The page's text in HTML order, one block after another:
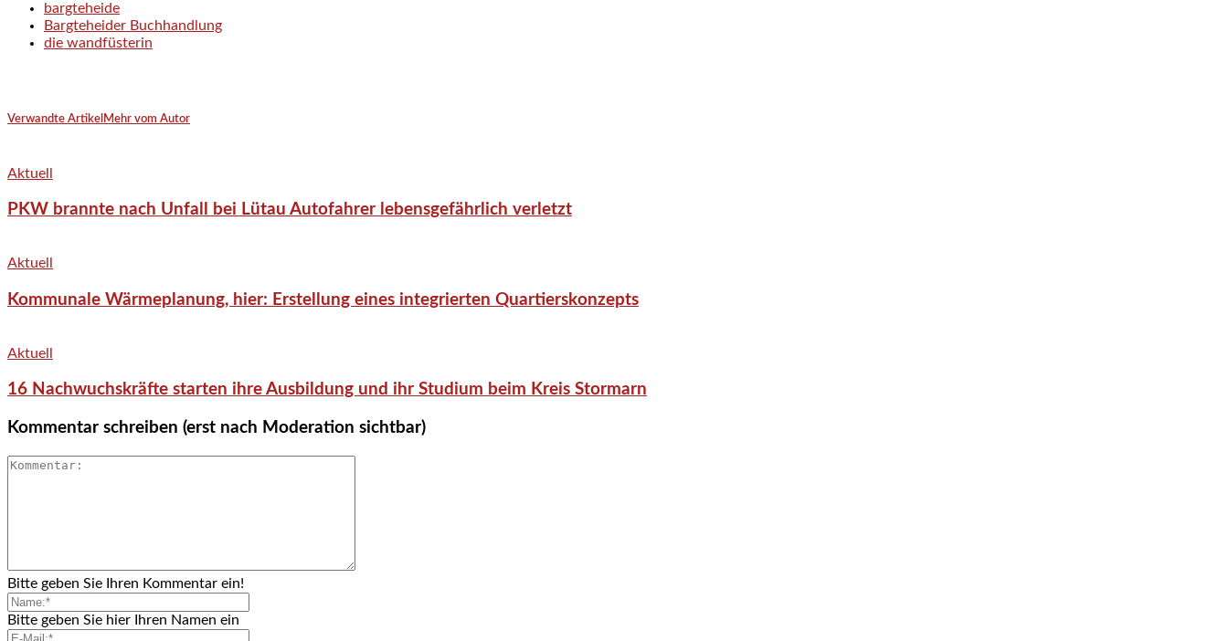
bargteheide
Bargteheider Buchhandlung
die wandfüsterin
Verwandte Artikel Mehr vom Autor
Aktuell
PKW brannte nach Unfall bei Lütau Autofahrer lebensgefährlich verletzt
Aktuell
Kommunale Wärmeplanung, hier: Erstellung eines integrierten Quartierskonzepts
Aktuell
16 Nachwuchskräfte starten ihre Ausbildung und ihr Studium beim Kreis Stormarn
Kommentar schreiben (erst nach Moderation sichtbar)
Bitte geben Sie Ihren Kommentar ein!
Bitte geben Sie hier Ihren Namen ein